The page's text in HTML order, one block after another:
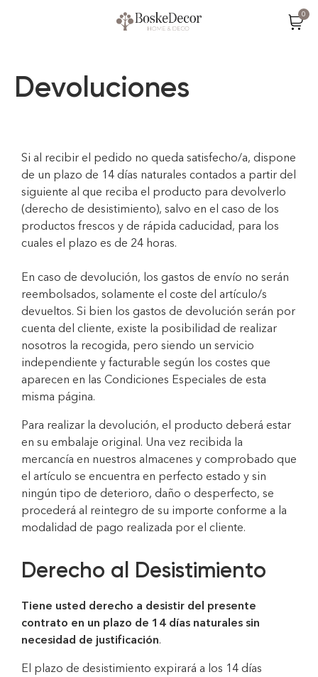
0
Devoluciones
Si al recibir el pedido no queda satisfecho/a, dispone
de un plazo de 14 días naturales contados a partir del
siguiente al que reciba el producto para devolverlo
(derecho de desistimiento), salvo en el caso de los
productos frescos y de rápida caducidad, para los
cuales el plazo es de 24 horas.
En caso de devolución, los gastos de envío no serán
reembolsados, solamente el coste del artículo/s
devueltos. Si bien los gastos de devolución serán por
cuenta del cliente, existe la posibilidad de realizar
nosotros la recogida, pero siendo un servicio
independiente y facturable según los costes que
aparecen en las Condiciones Especiales de esta
misma página.
Para realizar la devolución, el producto deberá estar
en su embalaje original. Una vez recibida la
mercancía en nuestros almacenes y comprobado que
el artículo se encuentra en perfecto estado y sin
ningún tipo de deterioro, daño o desperfecto, se
procederá al reintegro de su importe conforme a la
modalidad de pago realizada por el cliente.
Derecho al Desistimiento
Tiene usted derecho a desistir del presente
contrato en un plazo de 14 días naturales sin
necesidad de justificación.
El plazo de desistimiento expirará a los 14 días